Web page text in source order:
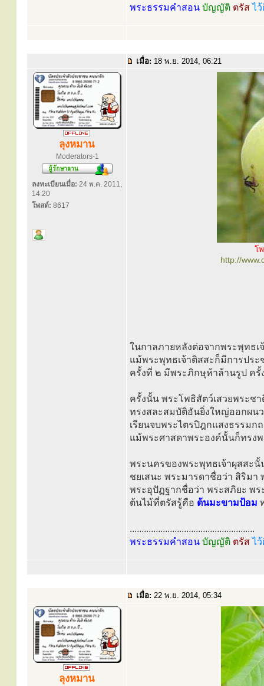
พระธรรมคำสอน บัญญัติ ตรัสไ
เมื่อ: 18 พ.ย. 2014, 06:21
ลุงหมาน
Moderators-1
ลงทะเบียนเมื่อ: 24 พ.ค. 2011,
14:20
โพสต์: 8617
โ
http://
ในกาลภายหลังต่อจากพระพุทธ
แม้พระพุทธเจ้าติสสะก็มีการปร
ครั้งที่ ๒ มีพระภิกษุห้าล้านรูป ค
ครั้งนั้น พระโพธิสัตว์เสวยพระช
ทรงสละสมบัติอันยิ่งใหญ่ออกผน
เรียนจบพระไตรปิฎกแสงธรรม
แม้พระศาสดาพระองค์นั้นก็ทรง
พระนครของพระพุทธเจ้าผุสสะ
ชยเสนะ พระมารดาชื่อว่า สิริมา
พระอุปัฏฐากชื่อว่า พระสภิยะ พร
ต้นไม้ที่ตรัสรู้คือ ต้นมะขามป้อม
.....................................................
พระธรรมคำสอน บัญญัติ ตรัสไ
เมื่อ: 22 พ.ย. 2014, 05:34
ลุงหมาน